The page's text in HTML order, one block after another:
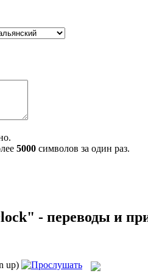
5000 символов за один раз.
- переводы и
up)